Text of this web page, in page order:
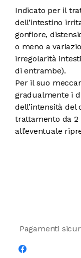
Indicato per il
dell’intestino
gonfiore,
o meno a
irregolarità
di entrambe).
Per il suo
gradualmente i
dell’intensità
trattamento da 2
all’eventuale
Pagamenti